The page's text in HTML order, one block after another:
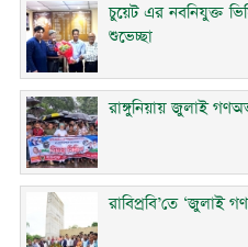
চুয়েট এর নবনিযুক্ত
শুভেচ্ছা
রাঙ্গুনিয়ায় জুলাই
রাবিপ্রবি’তে ‘জুলাই